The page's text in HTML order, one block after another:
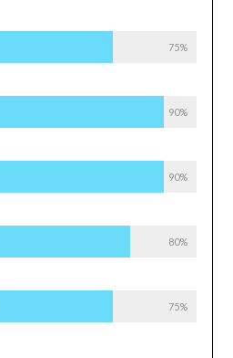
75%
90%
90%
80%
75%